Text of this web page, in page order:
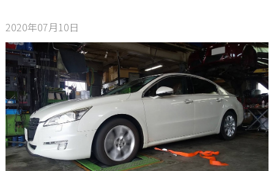
お問い合わせ
2020年07月10日